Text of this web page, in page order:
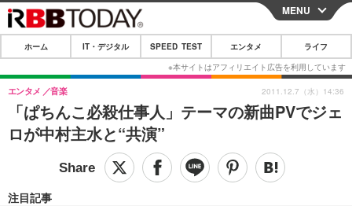
CLOSE
ホーム
IT・デジタル
IT・デジタルTOP スマートフォン
ショッピング その他
SPEED TEST
エンタメTOP 映画・ドラマ
MENU
ホーム IT・デジタル SPEED TEST エンタメ ライフ
「ぱちんこ必殺仕事人」テーマの新曲PVでジェ
ロが中村主水と“共演”
エンタメ 音楽
注目記事
2011.12.7（水）14:36